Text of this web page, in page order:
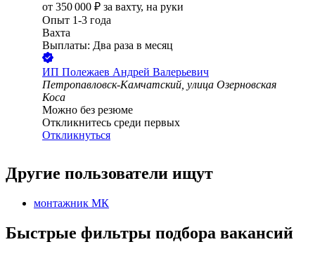
от 350 000 ₽ за вахту, на руки
Опыт 1-3 года
Вахта
Выплаты: Два раза в месяц
ИП Полежаев Андрей Валерьевич
Петропавловск-Камчатский, улица Озерновская
Коса
Можно без резюме
Откликнитесь среди первых
Откликнуться
Другие пользователи ищут
монтажник МК
Быстрые фильтры подбора вакансий